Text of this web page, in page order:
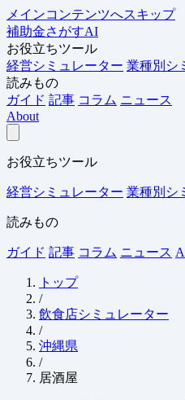
メインコンテンツへスキップ
補助金さがすAI
お役立ちツール
経営シミュレーター 業種別シ
読みもの
ガイド 記事 コラム ニュース
About
お役立ちツール
経営シミュレーター 業種別シ
読みもの
ガイド 記事 コラム ニュース
トップ
/
飲食店シミュレーター
/
沖縄県
/
居酒屋